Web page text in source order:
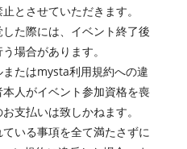
とさせていただきます。
た際には、イベント終了後
場合があります。
たはmysta利用規約への違
人がイベント参加資格を喪
支払いは致しかねます。
いる事項を全て満たさずに